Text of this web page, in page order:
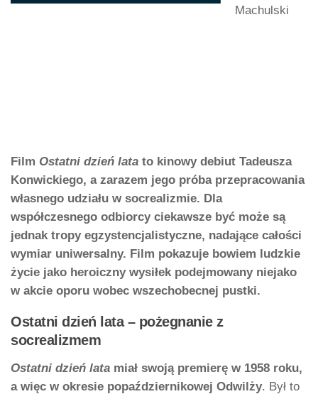
Machulski
Film Ostatni dzień lata to kinowy debiut Tadeusza
Konwickiego, a zarazem jego próba przepracowania
własnego udziału w socrealizmie. Dla
współczesnego odbiorcy ciekawsze być może są
jednak tropy egzystencjalistyczne, nadające całości
wymiar uniwersalny. Film pokazuje bowiem ludzkie
życie jako heroiczny wysiłek podejmowany niejako
w akcie oporu wobec wszechobecnej pustki.
Ostatni dzień lata – pożegnanie z
socrealizmem
Ostatni dzień lata miał swoją premierę w 1958 roku,
a więc w okresie popaździernikowej Odwilży. Był to